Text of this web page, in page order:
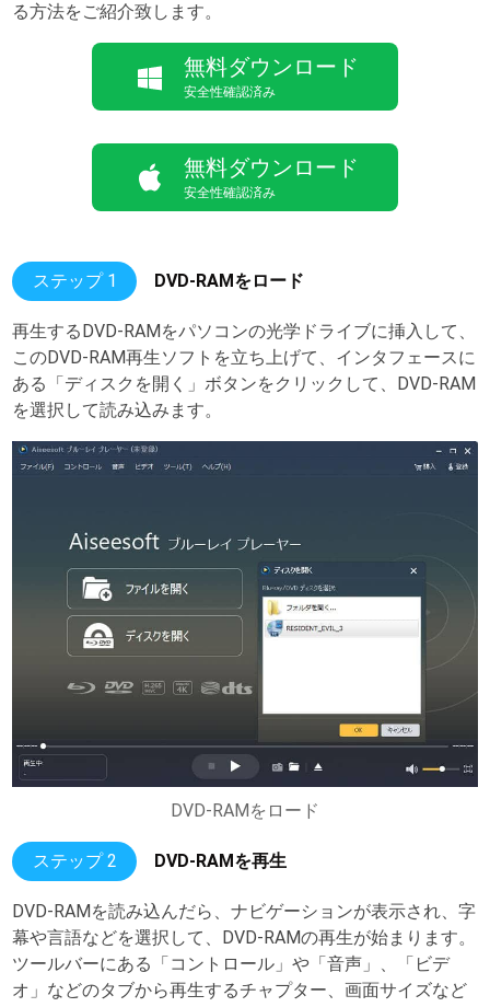
る方法をご紹介致します。
無料ダウンロード
安全性確認済み
無料ダウンロード
安全性確認済み
ステップ 1 DVD-RAMをロード
再生するDVD-RAMをパソコンの光学ドライブに挿入して、
このDVD-RAM再生ソフトを立ち上げて、インタフェースに
ある「ディスクを開く」ボタンをクリックして、DVD-RAM
を選択して読み込みます。
DVD-RAMをロード
ステップ 2 DVD-RAMを再生
DVD-RAMを読み込んだら、ナビゲーションが表示され、字
幕や言語などを選択して、DVD-RAMの再生が始まります。
ツールバーにある「コントロール」や「音声」、「ビデ
オ」などのタブから再生するチャプター、画面サイズなど